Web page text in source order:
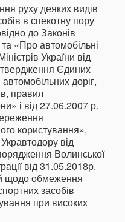
руху деяких видів
в спекотну пору
до Законів
«Про автомобільні
України від
Єдиних
доріг,
правил
і від 27.06.2007 р.
користування»,
від
Волинської
від 31.05.2018р.
щодо обмеження
засобів
при високих